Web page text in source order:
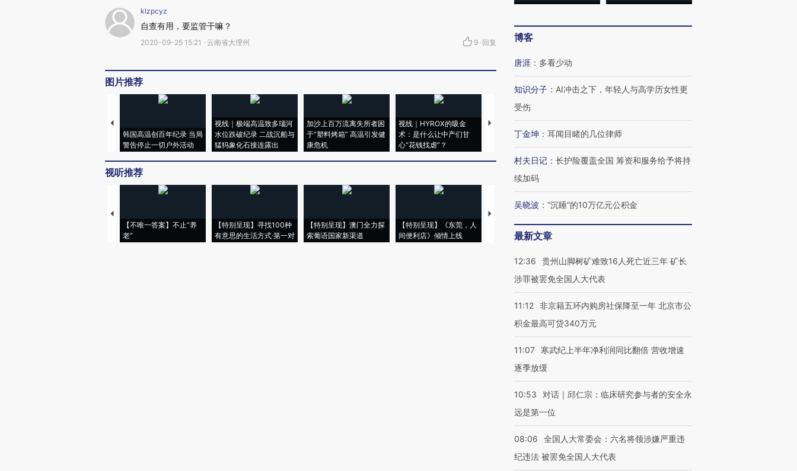
klzpcyz
自查有用，要监管干嘛？
2020-09-25 15:21 · 云南省大理州 9 · 回复
图片推荐
韩国高温创百年纪录 当局
警告停止一切户外活动
视线｜极端高温致多瑙河
水位跌破纪录 二战沉船与
猛犸象化石接连露出
加沙上百万流离失所者困
于“塑料烤箱” 高温引发健
康危机
视线｜HYROX的吸金
术：是什么让中产们甘
心“花钱找虐”？
马航飞行员跨国走私7万
粒摇头丸 尿检体内含3种
视线｜被称为“蟑螂”的印
度Z世代 用街头抗争将教
育部长拱下台
视线｜“入侵”还是“人道危
飞地休达
视听推荐
【不唯一答案】不止“养
老”
【特别呈现】寻找100种
有意思的生活方式·第一对
【特别呈现】澳门全力探
索葡语国家新渠道
【特别呈现】《东莞，人
间便利店》倾情上线
【推广】走进第四届链博
会，让数智科技“链”接产
【特别呈现】寻找100种
CFO：不靠规模取胜，华
博客
唐涯 ： 多看少动
知识分子 ： AI冲击之下，年轻人与高学历女性更
受伤
丁金坤 ： 耳闻目睹的几位律师
村夫日记 ： 长护险覆盖全国 筹资和服务给予将持
续加码
吴晓波 ： “沉睡”的10万亿元公积金
最新文章
12:36
贵州山脚树矿难致16人死亡近三年 矿长
涉罪被罢免全国人大代表
11:12 非京籍五环内购房社保降至一年 北京市公
积金最高可贷340万元
11:07
寒武纪上半年净利润同比翻倍 营收增速
逐季放缓
10:53
对话｜邱仁宗：临床研究参与者的安全永
远是第一位
08:06
全国人大常委会：六名将领涉嫌严重违
纪违法 被罢免全国人大代表